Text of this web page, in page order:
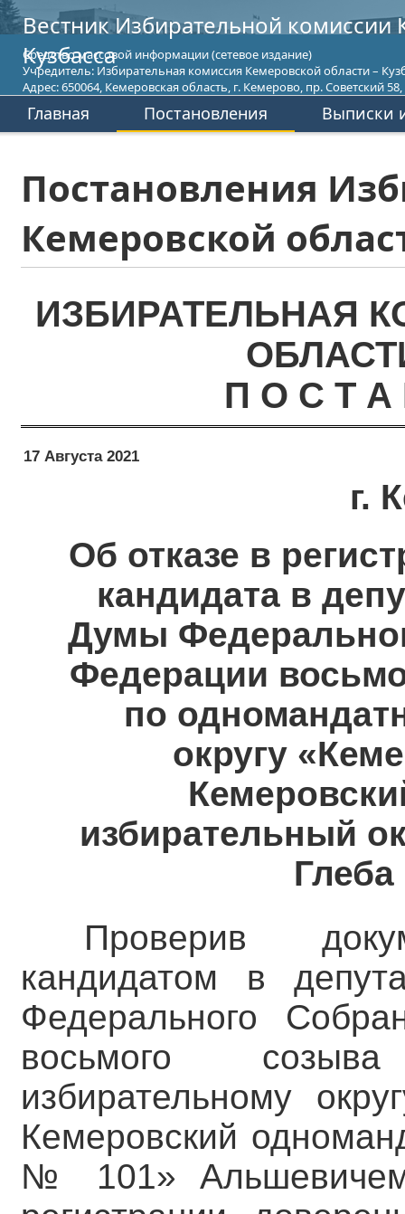
Вестник Избирательной комиссии
Кузбасса
Средство массовой информации (сетевое издание)
Учредитель: Избирательная комиссия Кемеровской области –
Адрес: 650064, Кемеровская область, г. Кемерово, пр. Советский 58,
Главная Постановления Выписки
Постановления
Кемеровской
ИЗБИРАТЕЛЬНАЯ
П О С Т А
17 Августа 2021
г.
Об отказе в
кандидата в
Думы
Федерации
по
округу
избирательный
Проверив
кандидатом в
Федерального
восьмого
избирательному
Кемеровский
№ 101»